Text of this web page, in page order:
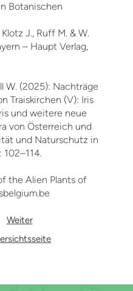
Botanischen
J., Ruff M. & W.
– Haupt Verlag,
W. (2025): Nachträge
Traiskirchen (V): Iris
und weitere neue
von Österreich und
und Naturschutz in
the Alien Plants of
Weiter